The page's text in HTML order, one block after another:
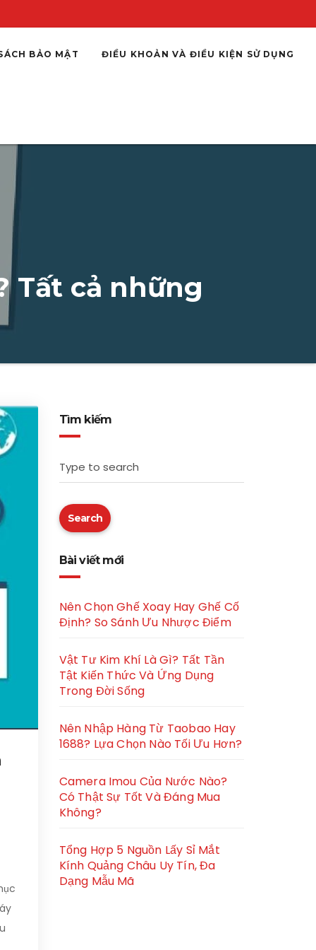
BẢO MẬT ĐIỀU KHOẢN VÀ ĐIỀU KIỆN SỬ DỤNG
Tất cả những
Tìm kiếm
Type to search
Search
Bài viết mới
Nên Chọn Ghế Xoay Hay Ghế Cố
Định? So Sánh Ưu Nhược Điểm
Vật Tư Kim Khí Là Gì? Tất Tần
Tật Kiến Thức Và Ứng Dụng
Trong Đời Sống
Nên Nhập Hàng Từ Taobao Hay
1688? Lựa Chọn Nào Tối Ưu Hơn?
Camera Imou Của Nước Nào?
Có Thật Sự Tốt Và Đáng Mua
Không?
Tổng Hợp 5 Nguồn Lấy Sỉ Mắt
Kính Quảng Châu Uy Tín, Đa
Dạng Mẫu Mã